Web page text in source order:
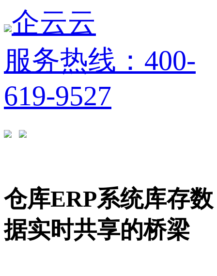
企云云
服务热线：400-
619-9527
仓库ERP系统库存数
据实时共享的桥梁